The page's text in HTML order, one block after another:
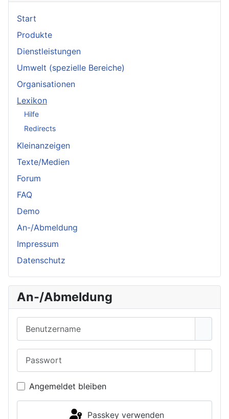
Start
Produkte
Dienstleistungen
Umwelt (spezielle Bereiche)
Organisationen
Lexikon
Hilfe
Redirects
Kleinanzeigen
Texte/Medien
Forum
FAQ
Demo
An-/Abmeldung
Impressum
Datenschutz
An-/Abmeldung
Angemeldet bleiben
Passkey verwenden